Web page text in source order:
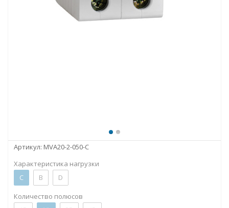
Артикул: MVA20-2-050-C
Характеристика нагрузки
C
B D
Количество полюсов